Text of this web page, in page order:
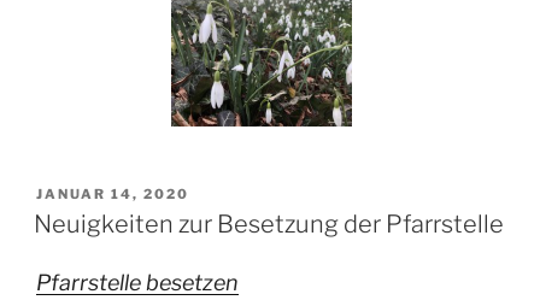
JANUAR 14, 2020
Neuigkeiten zur Besetzung der Pfarrstelle
Pfarrstelle besetzen